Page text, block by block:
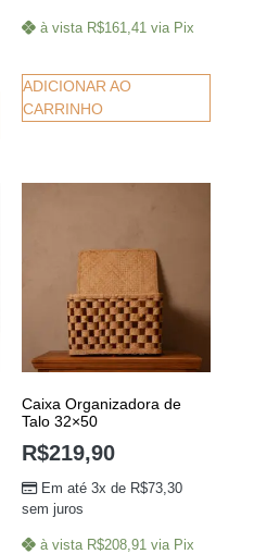
à vista R$161,41 via Pix
ADICIONAR AO
CARRINHO
Caixa Organizadora de
Talo 32×50
R$219,90
Em até 3x de R$73,30
sem juros
à vista R$208,91 via Pix